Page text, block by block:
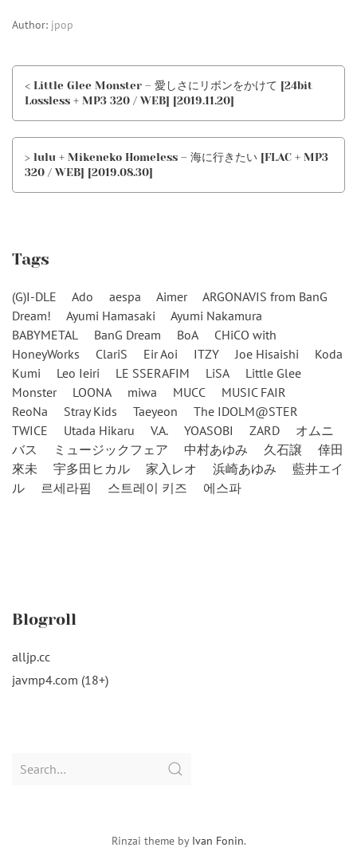
Author: jpop
< Little Glee Monster – 愛しさにリボンをかけて [24bit
Lossless + MP3 320 / WEB] [2019.11.20]
> lulu + Mikeneko Homeless – 海に行きたい [FLAC + MP3
320 / WEB] [2019.08.30]
Tags
(G)I-DLE Ado aespa Aimer
ARGONAVIS from BanG
Dream!
Ayumi Hamasaki
Ayumi Nakamura
BABYMETAL
BanG Dream BoA
CHiCO with
HoneyWorks
ClariS Eir Aoi ITZY Joe Hisaishi
Koda
Kumi
Leo Ieiri LE SSERAFIM LiSA
Little Glee
Monster
LOONA miwa MUCC
MUSIC FAIR
ReoNa
Stray Kids Taeyeon
The IDOLM@STER
TWICE
Utada Hikaru V.A. YOASOBI ZARD
オムニ
バス
ミュージックフェア 中村あゆみ 久石譲
倖田
來未
宇多田ヒカル 家入レオ 浜崎あゆみ
藍井エイ
ル
르세라핌 스트레이 키즈 에스파
Blogroll
alljp.cc
javmp4.com (18+)
Search
Rinzai theme by Ivan Fonin.